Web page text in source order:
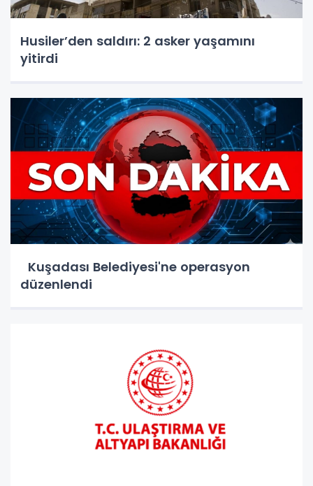
Husiler’den saldırı: 2 asker yaşamını
yitirdi
Kuşadası Belediyesi'ne operasyon
düzenlendi